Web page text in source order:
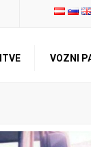
IN SERVIS
VOZNI